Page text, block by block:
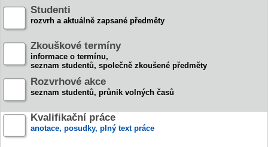
Studenti
rozvrh a aktuálně zapsané předměty
Zkouškové termíny
informace o termínu,
seznam studentů, společně zkoušené předměty
Rozvrhové akce
seznam studentů, průnik volných časů
Kvalifikační práce
anotace, posudky, plný text práce